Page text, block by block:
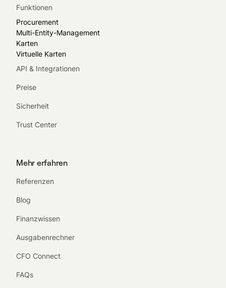
Funktionen
Procurement
Multi-Entity-Management
Karten
Virtuelle Karten
API & Integrationen
Preise
Sicherheit
Trust Center
Mehr erfahren
Referenzen
Blog
Finanzwissen
Ausgabenrechner
CFO Connect
FAQs